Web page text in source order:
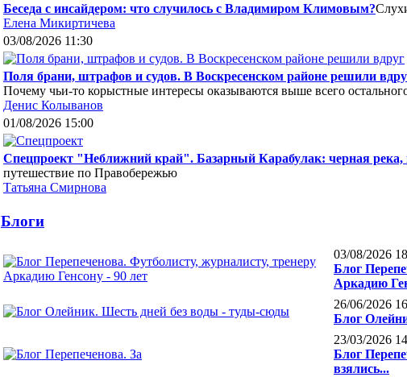
Беседа с инсайдером: что случилось с Владимиром Климовым?
Елена Микиртичева
03/08/2026 11:30
Поля брани, штрафов и судов. В Воскресенском районе решили
Почему чьи-то корыстные интересы оказываются выше всего
Денис Колыванов
01/08/2026 15:00
Спецпроект "Неближний край". Базарный Карабулак: черная
путешествие по Правобережью
Татьяна Смирнова
Блоги
03/08/2026
Блог
Аркадию
26/06/2026
Блог
23/03/2026
Блог
взялись...